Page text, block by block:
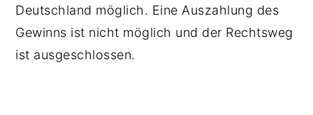
Deutschland möglich. Eine Auszahlung des
Gewinns ist nicht möglich und der Rechtsweg
ist ausgeschlossen.